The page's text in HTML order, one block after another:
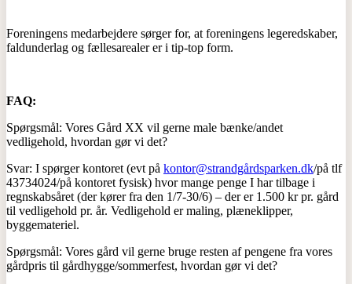
Foreningens medarbejdere sørger for, at foreningens legeredskaber,
faldunderlag og fællesarealer er i tip-top form.
FAQ:
Spørgsmål: Vores Gård XX vil gerne male bænke/andet
vedligehold, hvordan gør vi det?
Svar: I spørger kontoret (evt på kontor@strandgårdsparken.dk/på tlf
43734024/på kontoret fysisk) hvor mange penge I har tilbage i
regnskabsåret (der kører fra den 1/7-30/6) – der er 1.500 kr pr. gård
til vedligehold pr. år. Vedligehold er maling, plæneklipper,
byggemateriel.
Spørgsmål: Vores gård vil gerne bruge resten af pengene fra vores
gårdpris til gårdhygge/sommerfest, hvordan gør vi det?